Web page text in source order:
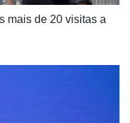
mais de 20 visitas a